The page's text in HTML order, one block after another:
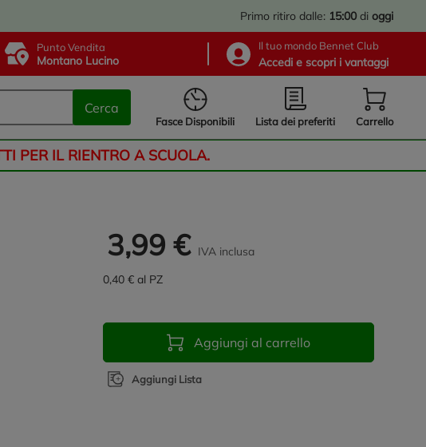
Primo ritiro dalle: 15:00 di oggi
Punto Vendita
Montano Lucino
Il tuo mondo Bennet Club
Accedi e scopri i vantaggi
Cerca
Fasce Disponibili Lista dei preferiti Carrello
PER IL RIENTRO A SCUOLA.
3,99 € IVA inclusa
0,40 € al PZ
Aggiungi al carrello
Aggiungi Lista